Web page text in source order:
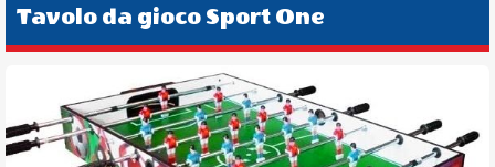
Tavolo da gioco Sport One